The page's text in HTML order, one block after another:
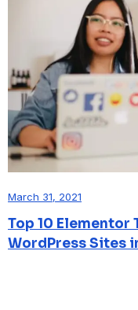
March 31, 2021
Top 10 Elementor
WordPress Sites